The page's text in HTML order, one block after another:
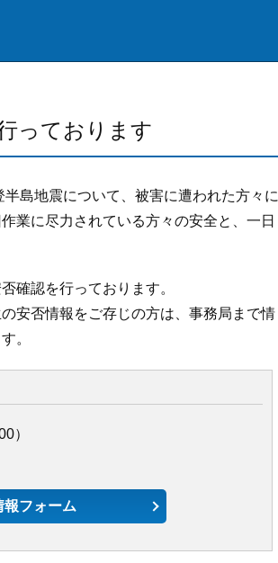
っております
島地震について、被害に遭われた方々に
業に尽力されている方々の安全と、一日
確認を行っております。
安否情報をご存じの方は、事務局まで情
。
）
報フォーム